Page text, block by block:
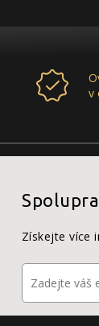
v
Získejte více